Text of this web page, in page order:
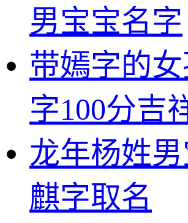
男宝宝名字
带嫣字的女
字100分吉
龙年杨姓
麒字取名